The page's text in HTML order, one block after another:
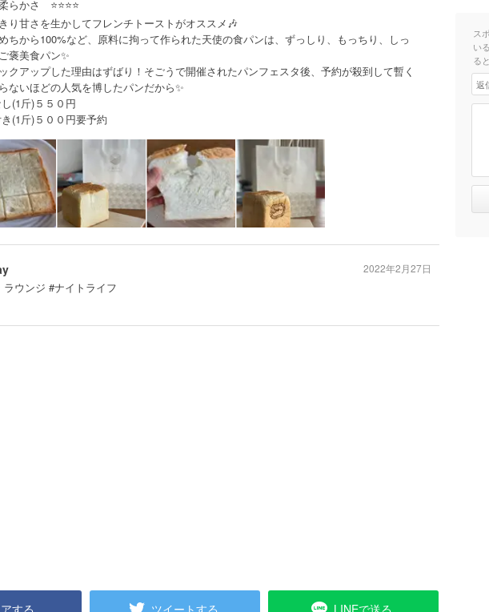
らかさ ⭐️⭐️⭐️⭐️
り甘さを生かしてフレンチトーストがオススメ🎶
ちから100%など、原料に拘って作られた天使の食パンは、ずっしり、もっちり、しっ
褒美食パン✨
クアップした理由はずばり！そごうで開催されたパンフェスタ後、予約が殺到して暫く
ないほどの人気を博したパンだから✨
(1斤)５５０円
(1斤)５００円要予約
ラウンジ #ナイトライフ
2022年2月27日
する ツイートする LINEで送る
ス
い
る